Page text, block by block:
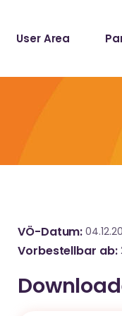
User Area
VÖ-Datum
Vorbestellbar ab